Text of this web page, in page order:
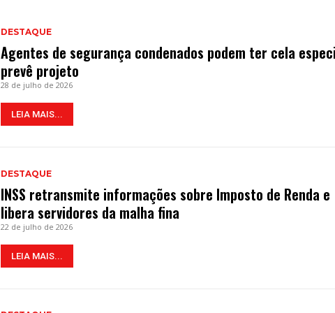
DESTAQUE
Agentes de segurança condenados podem ter cela
prevê projeto
28 de julho de 2026
LEIA MAIS...
DESTAQUE
INSS retransmite informações sobre Imposto de Renda e
libera servidores da malha fina
22 de julho de 2026
LEIA MAIS...